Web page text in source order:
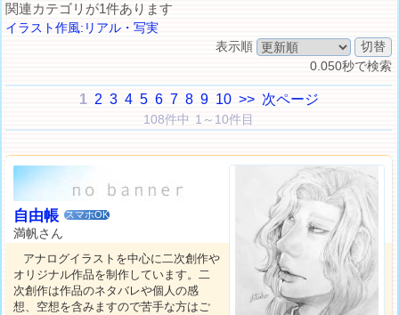
関連カテゴリが1件あります
イラスト作風:リアル・写実
表示順
0.050秒で検索
1 2 3 4 5 6 7 8 9 10 >> 次ページ
108件中 1～10件目
自由帳 スマホOK
満帆さん
アナログイラストを中心に二次創作や
オリジナル作品を制作しています。二
次創作は作品のネタバレや個人の感
想、空想を含みますので苦手な方はご